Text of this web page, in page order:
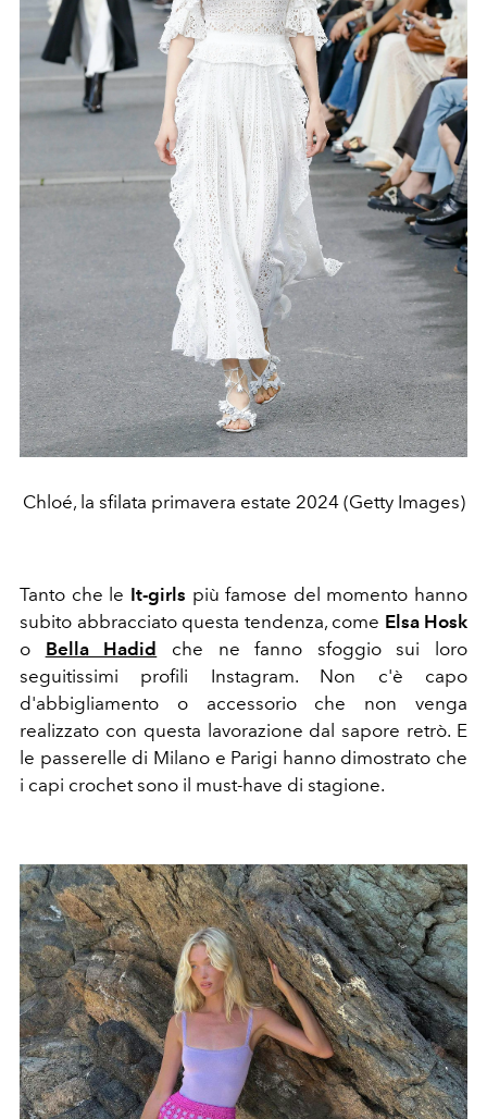
Chloé, la sfilata primavera estate 2024 (Getty Images)
Tanto che le It-girls più famose del momento hanno
subito abbracciato questa tendenza, come Elsa Hosk
o Bella Hadid
che ne fanno sfoggio sui loro
seguitissimi profili Instagram. Non c'è capo
d'abbigliamento o accessorio che non venga
realizzato con questa lavorazione dal sapore retrò. E
le passerelle di Milano e Parigi hanno dimostrato che
i capi crochet sono il must-have di stagione.